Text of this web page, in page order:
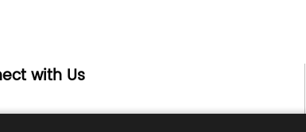
with Us